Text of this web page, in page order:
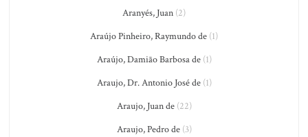
Aranyés, Juan (2)
Araújo Pinheiro, Raymundo de (1)
Araújo, Damião Barbosa de(1)
Araujo, Dr. Antonio José de(1)
Araujo, Juan de(22)
Araujo, Pedro de(3)